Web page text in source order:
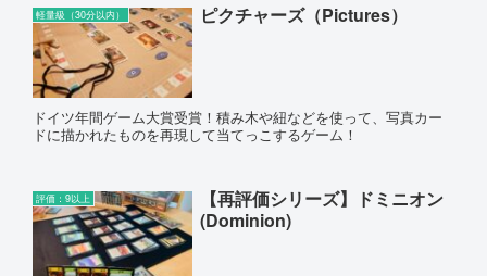
軽量級（30分以内） ピクチャーズ（Pictures）
ドイツ年間ゲーム大賞受賞！積み木や紐などを使って、写真カー
ドに描かれたものを再現して当てっこするゲーム！
評価：9以上
【再評価シリーズ】ドミニオン
(Dominion)